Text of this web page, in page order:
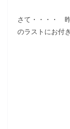
さて・・・・
のラストにお付